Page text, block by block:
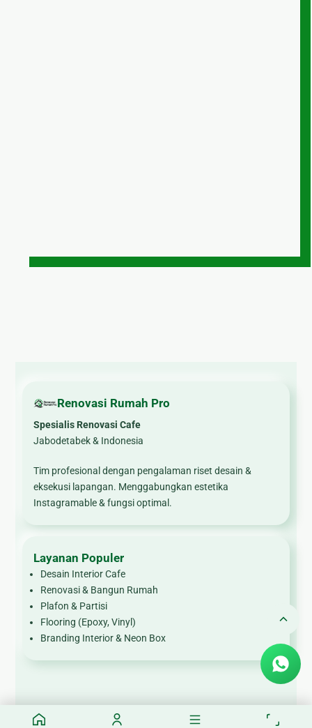
Renovasi Rumah Pro
Spesialis Renovasi Cafe
Jabodetabek & Indonesia
Tim profesional dengan pengalaman riset desain &
eksekusi lapangan. Menggabungkan estetika
Instagramable & fungsi optimal.
Layanan Populer
Desain Interior Cafe
Renovasi & Bangun Rumah
Plafon & Partisi
Flooring (Epoxy, Vinyl)
Branding Interior & Neon Box